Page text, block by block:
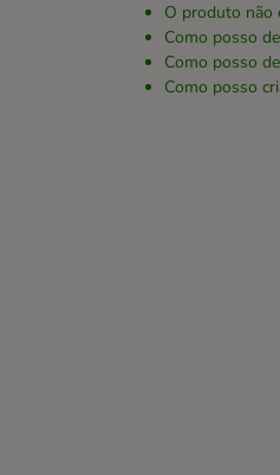
O produto não
Como posso
Como posso
Como posso